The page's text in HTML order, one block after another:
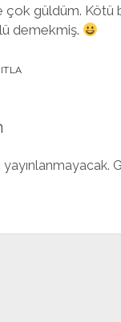
çok güldüm. Kötü
demekmiş.